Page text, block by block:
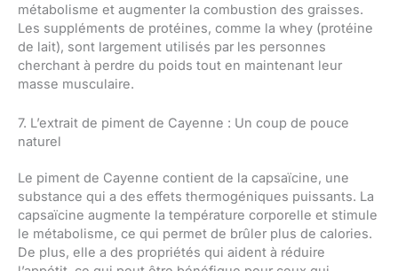
métabolisme et augmenter la combustion des graisses.
Les suppléments de protéines, comme la whey (protéine
de lait), sont largement utilisés par les personnes
cherchant à perdre du poids tout en maintenant leur
masse musculaire.
7. L’extrait de piment de Cayenne : Un coup de pouce
naturel
Le piment de Cayenne contient de la capsaïcine, une
substance qui a des effets thermogéniques puissants. La
capsaïcine augmente la température corporelle et stimule
le métabolisme, ce qui permet de brûler plus de calories.
De plus, elle a des propriétés qui aident à réduire